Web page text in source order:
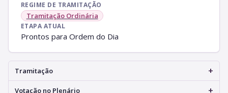
REGIME DE TRAMITAÇÃO
Tramitação Ordinária
ETAPA ATUAL
Prontos para Ordem do Dia
Tramitação +
Votação no Plenário +